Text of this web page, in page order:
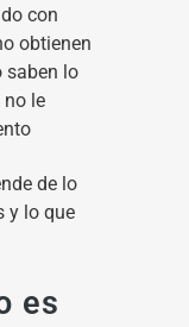
con
obtienen
saben lo
le
de lo
y lo que
es